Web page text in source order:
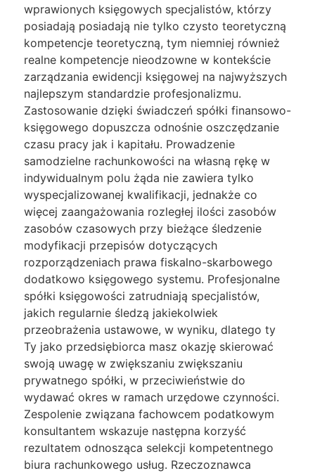
wprawionych księgowych specjalistów, którzy
posiadają posiadają nie tylko czysto teoretyczną
kompetencje teoretyczną, tym niemniej również
realne kompetencje nieodzowne w kontekście
zarządzania ewidencji księgowej na najwyższych
najlepszym standardzie profesjonalizmu.
Zastosowanie dzięki świadczeń spółki finansowo-
księgowego dopuszcza odnośnie oszczędzanie
czasu pracy jak i kapitału. Prowadzenie
samodzielne rachunkowości na własną rękę w
indywidualnym polu żąda nie zawiera tylko
wyspecjalizowanej kwalifikacji, jednakże co
więcej zaangażowania rozległej ilości zasobów
zasobów czasowych przy bieżące śledzenie
modyfikacji przepisów dotyczących
rozporządzeniach prawa fiskalno-skarbowego
dodatkowo księgowego systemu. Profesjonalne
spółki księgowości zatrudniają specjalistów,
jakich regularnie śledzą jakiekolwiek
przeobrażenia ustawowe, w wyniku, dlatego ty
Ty jako przedsiębiorca masz okazję skierować
swoją uwagę w zwiększaniu zwiększaniu
prywatnego spółki, w przeciwieństwie do
wydawać okres w ramach urzędowe czynności.
Zespolenie związana fachowcem podatkowym
konsultantem wskazuje następna korzyść
rezultatem odnosząca selekcji kompetentnego
biura rachunkowego usług. Rzeczoznawca